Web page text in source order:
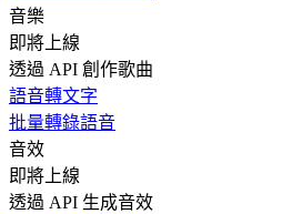
音樂
即將上線
透過 API 創作歌曲
語音轉文字
批量轉錄語音
音效
即將上線
透過 API 生成音效